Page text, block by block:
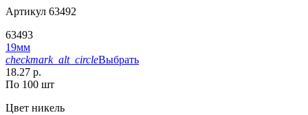
Артикул 63492
63493
19мм
checkmark_alt_circleВыбрать
18.27 р.
По 100 шт
Цвет никель